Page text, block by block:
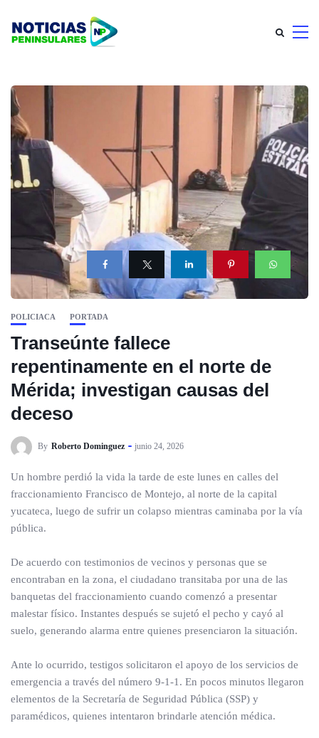
POLICIACA PORTADA
Transeúnte fallece
repentinamente en el norte de
Mérida; investigan causas del
deceso
By Roberto Dominguez junio 24, 2026
Un hombre perdió la vida la tarde de este lunes en calles del
fraccionamiento Francisco de Montejo, al norte de la capital
yucateca, luego de sufrir un colapso mientras caminaba por la vía
pública.
De acuerdo con testimonios de vecinos y personas que se
encontraban en la zona, el ciudadano transitaba por una de las
banquetas del fraccionamiento cuando comenzó a presentar
malestar físico. Instantes después se sujetó el pecho y cayó al
suelo, generando alarma entre quienes presenciaron la situación.
Ante lo ocurrido, testigos solicitaron el apoyo de los servicios de
emergencia a través del número 9-1-1. En pocos minutos llegaron
elementos de la Secretaría de Seguridad Pública (SSP) y
paramédicos, quienes intentaron brindarle atención médica.